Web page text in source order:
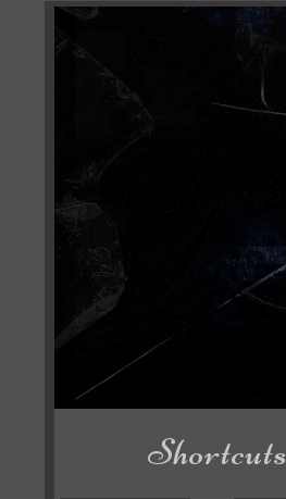
Shortcuts